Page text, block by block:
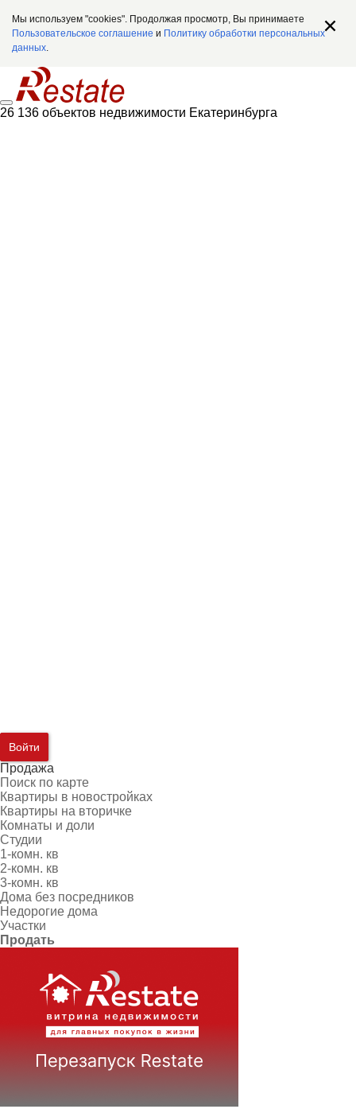
Мы используем "cookies". Продолжая просмотр, Вы принимаете
Пользовательское соглашение и Политику обработки персональных
данных.
26 136 объектов недвижимости Екатеринбурга
Войти
Продажа
Поиск по карте
Квартиры в новостройках
Квартиры на вторичке
Комнаты и доли
Студии
1-комн. кв
2-комн. кв
3-комн. кв
Дома без посредников
Недорогие дома
Участки
Продать